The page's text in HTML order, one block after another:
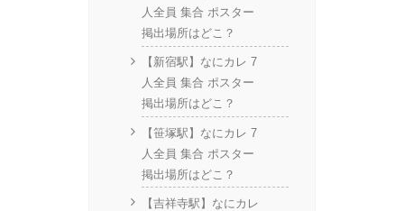
人全員 集合 ポスター
掲出場所はどこ？
【新宿駅】なにカレ 7
人全員 集合 ポスター
掲出場所はどこ？
【笹塚駅】なにカレ 7
人全員 集合 ポスター
掲出場所はどこ？
【吉祥寺駅】なにカレ